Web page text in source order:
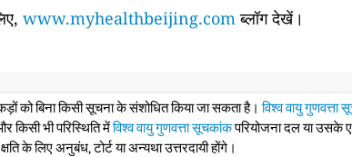
www.myhealthbeijing.comब्लॉग देखें।
को बिना किसी सूचना के संशोधित किया जा सकता है।विश्व वायु गुणवत्ता
भी परिस्थिति मेंविश्व वायु गुणवत्ता सूचकांकपरियोजना दल या उसके
के लिए अनुबंध, टोर्ट या अन्यथा उत्तरदायी होंगे।